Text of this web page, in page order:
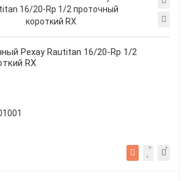
Рехау Rautitan 16/20-Rp 1/2
RX